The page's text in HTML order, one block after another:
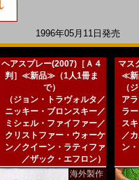
1996年05月11日発売
ヘアスプレー(2007)［Ａ４
判］≪新品≫（1人1冊ま
で）
（ジョン・トラヴォルタ／
ニッキー・ブロンスキー／
ミシェル・ファイファー／
クリストファー・ウォーケ
ン／クイーン・ラティファ
／ザック・エフロン）
海外製作
マス
≪新
（
ア
ラ
ス
／
ン